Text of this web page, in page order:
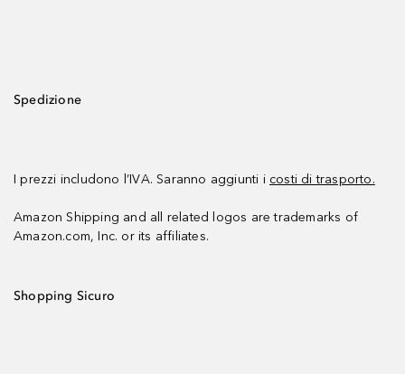
Spedizione
I prezzi includono l’IVA. Saranno aggiunti i costi di trasporto.
Amazon Shipping and all related logos are trademarks of
Amazon.com, Inc. or its affiliates.
Shopping Sicuro